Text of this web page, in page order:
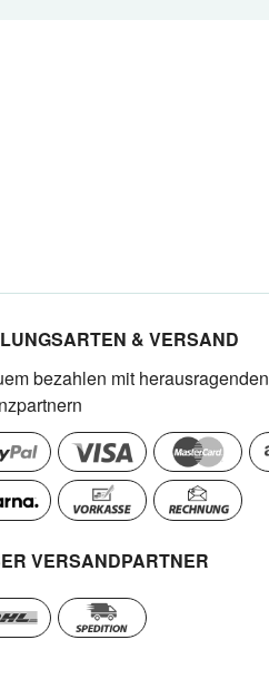
& VERSAND
bezahlen mit herausragenden
VERSANDPARTNER